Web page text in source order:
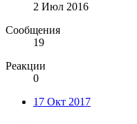
2 Июл 2016
Сообщения
19
Реакции
0
17 Окт 2017